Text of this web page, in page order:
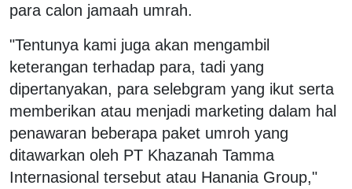
para calon jamaah umrah.
"Tentunya kami juga akan mengambil
keterangan terhadap para, tadi yang
dipertanyakan, para selebgram yang ikut serta
memberikan atau menjadi marketing dalam hal
penawaran beberapa paket umroh yang
ditawarkan oleh PT Khazanah Tamma
Internasional tersebut atau Hanania Group,"